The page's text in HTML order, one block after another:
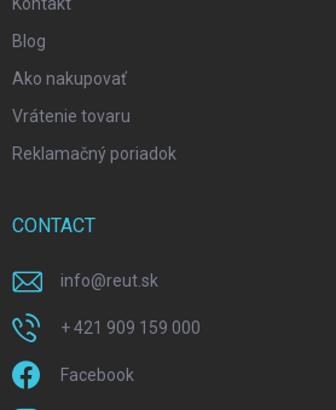
Blog
Ako nakupovať
Vrátenie tovaru
Reklamačný poriadok
CONTACT
info@reut.sk
+ 421 909 159 000
Facebook